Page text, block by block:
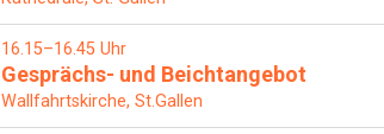
16.15–16.45 Uhr
Gesprächs- und Beichtangebot
Wallfahrtskirche, St.Gallen